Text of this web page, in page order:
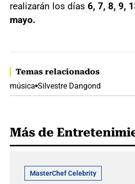
realizarán los días 6, 7, 8, 9,
mayo.
Temas relacionados
música Silvestre Dangond
Más de
MasterChef Celebrity